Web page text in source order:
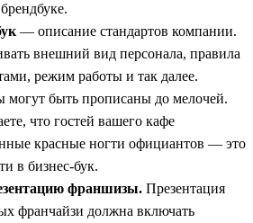
— описание стандартов компании.
внешний вид персонала, правила
режим работы и так далее.
могут быть прописаны до мелочей.
что гостей вашего кафе
красные ногти официантов — это
в бизнес-бук.
франшизы. Презентация
франчайзи должна включать